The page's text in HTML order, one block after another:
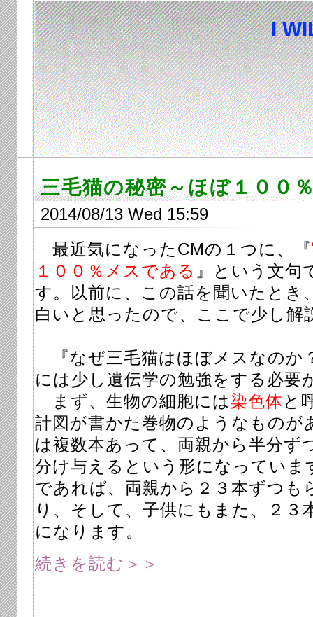
I
三毛猫の秘密～ほぼ１００
2014/08/13 Wed 15:59
最近気になったCMの１つに、『
１００％メスである 』という文句
す。以前に、この話を聞いたとき
白いと思ったので、ここで少し解
『なぜ三毛猫はほぼメスなのか
には少し遺伝学の勉強をする必要
まず、生物の細胞には染色体 と
計図が書かた巻物のようなものが
は複数本あって、両親から半分ず
分け与えるという形になっていま
であれば、両親から２３本ずつも
り、そして、子供にもまた、２３
になります。
続きを読む＞＞